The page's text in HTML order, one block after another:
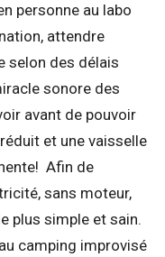
personne au labo
attendre
selon des délais
sonore des
avant de pouvoir
et une vaisselle
Afin de
sans moteur,
plus simple et sain.
camping improvisé